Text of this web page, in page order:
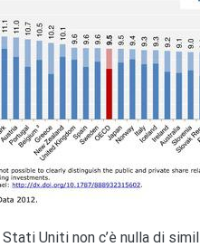
Uniti non c’è nulla di